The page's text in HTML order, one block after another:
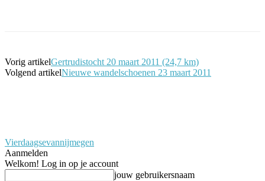
Vorig artikelGertrudistocht 20 maart 2011 (24,7 km)
Volgend artikelNieuwe wandelschoenen 23 maart 2011
Vierdaagsevannijmegen
Aanmelden
Welkom! Log in op je account
jouw gebruikersnaam